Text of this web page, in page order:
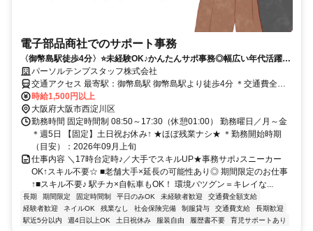
電子部品商社でのサポート事務
〈御幣島駅徒歩4分〉⭐️未経験OK♪かんたんサポ事務◎幅広い年代活躍中
★定時ピタ退社◎
パーソルテンプスタッフ株式会社
交通アクセス 最寄駅：御幣島駅 御幣島駅より徒歩4分 ＊交通費全額
支給
時給1,500円以上
大阪府大阪市西淀川区
勤務時間 固定時間制 08:50～17:30（休憩01:00） 勤務曜日／月～金
＊週5日 【固定】土日祝お休み↑ ★ほぼ残業ナシ★ ＊勤務開始時期
（目安）：2026年09月上旬
仕事内容 ＼17時台定時♪／大手でスキルUP★事務サポ♪スニーカー
OK↑スキル不要☆ ■老舗大手×延長の可能性あり◎ 期間限定のお仕事
↑■スキル不要♪ 駅チカ×自転車もOK！ 環境バツグン＝キレイな...
長期 期間限定 固定時間制 平日のみOK 未経験者歓迎
交通費全額支給
経験者歓迎
ネイルOK 残業なし 社会保険完備 制服貸与 交通費支給
長期歓迎
駅近5分以内
週4日以上OK 土日祝休み 服装自由 履歴書不要 育児サポートあり